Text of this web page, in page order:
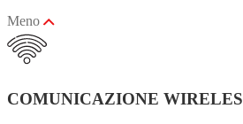
Meno
COMUNICAZIONE